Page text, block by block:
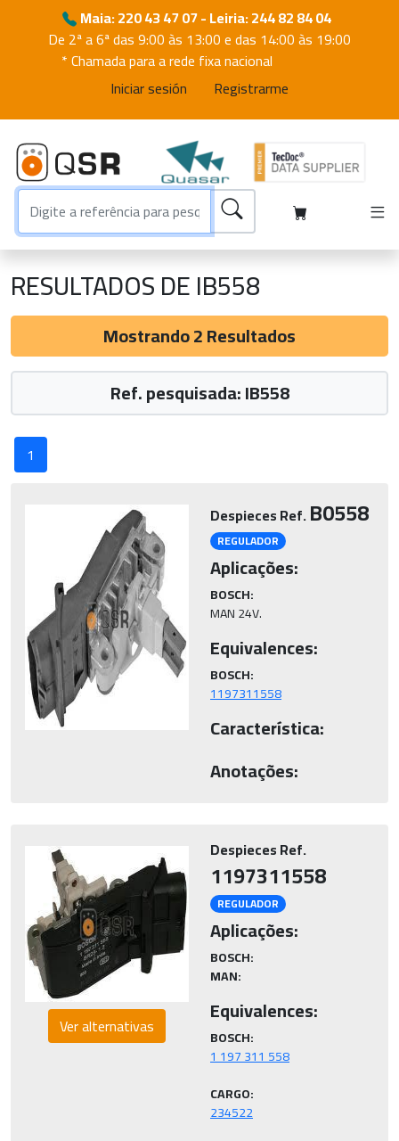
Maia: 220 43 47 07 - Leiria: 244 82 84 04
De 2ª a 6ª das 9:00 às 13:00 e das 14:00 às 19:00
* Chamada para a rede fixa nacional
Iniciar sesión
Registrarme
RESULTADOS DE IB558
Mostrando 2 Resultados
Ref. pesquisada: IB558
1
Despieces Ref.B0558
REGULADOR
Aplicações:
BOSCH:
MAN 24V.
Equivalences:
BOSCH:
1197311558
Característica:
Anotações:
Ver alternativas
Despieces Ref.
1197311558
REGULADOR
Aplicações:
BOSCH:
MAN:
Equivalences:
BOSCH:
CARGO: